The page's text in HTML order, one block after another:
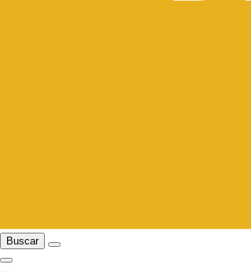
Buscar